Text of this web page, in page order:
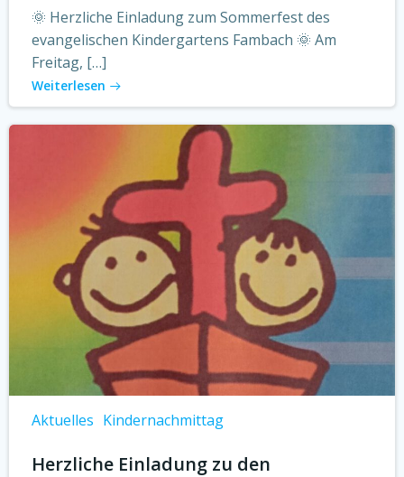
🌞 Herzliche Einladung zum Sommerfest des
evangelischen Kindergartens Fambach 🌞 Am
Freitag, […]
Weiterlesen
Aktuelles Kindernachmittag
Herzliche Einladung zu den